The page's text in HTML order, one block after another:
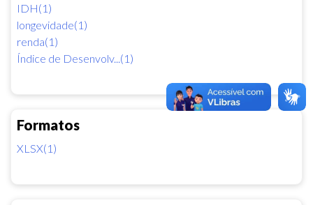
IDH(1)
longevidade(1)
renda(1)
Índice de Desenvolv...(1)
Formatos
XLSX(1)